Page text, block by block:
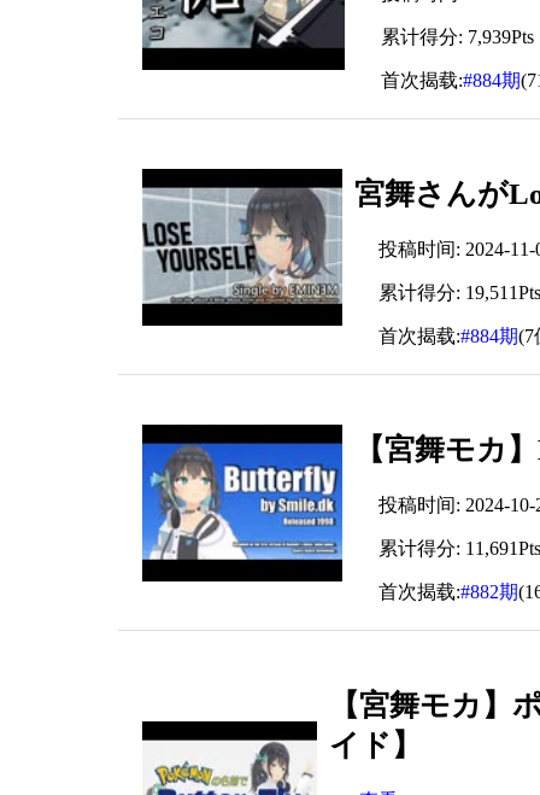
累计得分: 7,939Pts
首次揭载:#884期
宮舞さんが
投稿时间: 2024-11-
累计得分:
首次揭载:#884期(7
【宮舞モカ
投稿时间: 2024-10-
累计得分:
首次揭载:#882期
【宮舞モカ】
イド】